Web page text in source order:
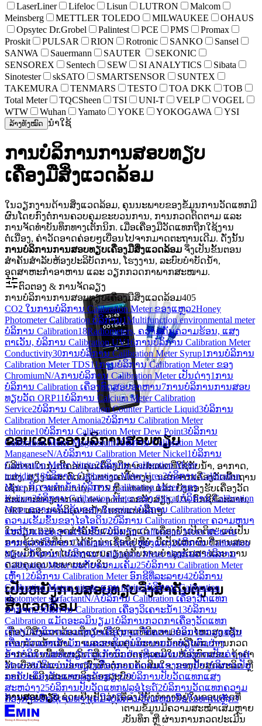
LaserLiner
Lifeloc Lisun LUTRON
Malcom
Meinsberg
METTLER TOLEDO MILWAUKEE
OHAUS
Opsytec Dr.Grobel
Palintest PCE PMS
Promax
Proskit
PULSAR RION Rotronic SANKO
Sansel
SANWA
Sauermann SAUTER
SEKONIC
SENSOREX
Sentech SEW SI ANALYTICS
Sibata
Sinotester
skSATO SMARTSENSOR
SUNTEX
TAKEMURA
TENMARS TESTO TOA DKK
TOB
Total Meter
TQCSheen TSI UNI-T VELP
VOGEL
WTW
Wuhan Yamato YOKE YOKOGAWA YSI
ລ້າງທັງໝົດ ນຳໃຊ້
ການບໍລິການການສອບທຽບ
ເຄື່ອງມືສິ່ງແວດລ້ອມ
ໃນວຽກງານດ້ານສິ່ງແວດລ້ອມ, ຄຸນນະພາບຂອງຂໍ້ມູນການວັດແທກມີ
ຜົນໂດຍກົງຕໍ່ການຄວບຄຸມຂະບວນການ, ການກວດຕິດຕາມ ແລະ
ການຈັດທຳບັນທຶກທາງເຕັກນິກ. ເມື່ອເຄື່ອງມືວັດແທກຖືກໃຊ້ງານ
ຕໍ່ເນື່ອງ, ຄ່າວັດອາດຄ່ອຍໆເບື່ອນໄປຈາກມາດຕະຖານເດີມ. ດັ່ງນັ້ນ
ການບໍລິການການສອບທຽບເຄື່ອງມືສິ່ງແວດລ້ອມ ຈຶ່ງເປັນຂັ້ນຕອນ
ສຳຄັນສຳລັບຫ້ອງປະລິບັດການ, ໂຮງງານ, ລະບົບບຳບັດນ້ຳ,
ອຸດສາຫະກຳອາຫານ ແລະ ວຽກກວດກາພາກສະໜາມ.
ຂອບເຂດຂອງບໍລິການສອບທຽບ
ບໍລິການໃນກຸ່ມນີ້ຄອບຄຸມເຄື່ອງມືຫຼາຍປະເພດທີ່ໃຊ້ກັບນ້ຳ, ອາກາດ,
ແສງ, ສຽງ ແລະ ຕົວປ່ຽນທາງເຄມີຕ່າງໆ. ນອກຈາກເຄື່ອງວັດພື້ນຖານ
ເຊັ່ນ pH, Conductivity, TDS ຫຼື turbidity ແລ້ວ ຍັງຮອງຮັບເຄື່ອງວັດ
ສະເພາະທາງອາກາດ, dew point, ລະດັບສຽງ, UV, ອົກຊີທີ່ລະລາຍ,
ORP ແລະ ການວິເຄາະນ້ຳໃນຮູບແບບອື່ນໆ.
ໃນວຽກ B2B ຈຸດສຳຄັນບໍ່ແມ່ນພຽງແຕ່ “ເຄື່ອງຍັງເປີດຕິດ” ແຕ່ເປັນ
ການຮູ້ວ່າຄ່າທີ່ອ່ານໄດ້ຍັງນ່າເຊື່ອຖືຢູ່ຫຼືບໍ່. ນີ້ເປັນເຫດຜົນທີ່ການສອບ
ທຽບມັກຖືກນຳໄປວາງແຜນຄຽງຄູ່ກັບການບຳລຸງຮັກສາ ແລະ ການ
ຄວບຄຸມຄຸນນະພາບພາຍໃນ.
ເປັນຫຍັງການສອບທຽບຈຶ່ງສຳຄັນຕໍ່ງານ
ສິ່ງແວດລ້ອມ
ເຄື່ອງມືສິ່ງແວດລ້ອມຖືກນຳໃຊ້ໃນຈຸດທີ່ມີຄວາມອ່ອນໄຫວສູງ ເຊັ່ນ
ການກວດນ້ຳເສຍ, ການຄວບຄຸມຄຸນນະພາບນ້ຳບໍລິໂພກ, ການກວດ
ອາກາດໃນພື້ນທີ່ຜະລິດ ຫຼື ການກວດຄ່າເຄມີໃນຫ້ອງທົດສອບ. ຖ້າຄ່າ
ວັດເບື່ອນໄປແມ່ນອາດສົ່ງຜົນຕໍ່ການຕັດສິນໃຈ, ການປັບສູດຜະລິດ ຫຼື
ການປະເມີນສະພາບຈິງຂອງລະບົບ.
ການສອບທຽບຊ່ວຍຢືນຢັນວ່າເຄື່ອງມືຍັງທຳງານຢູ່ໃນຂອບເຂດທີ່
ຄວນເປັນ ແລະ ຊ່ວຍໃຫ້ການຕິດຕາມຂໍ້ມູນມີຄວາມສະໝ່ຳເສມຫຼາຍ
ຂຶ້ນ. ສຳລັບອົງກອນທີ່ຕ້ອງຈັດເກັບບັນທຶກ ຫຼື ຜ່ານການກວດປະເມີນ
ຕົວຕອງ & ການຈັດລຽງ
ການບໍລິການການສອບທຽບເຄື່ອງມືສິ່ງແວດລ້ອມ405
CO2 ໃນການບໍລິການ Calibration Meter ຂອງແຫຼວ2Honey
Photometer Calibration ບໍລິການ1Multifunction environmental meter
ບໍລິການ Calibration18Radiometers, ຄວາມດັນຄວາມຮ້ອນ, ແສງ
ຕາເວັນ, ບໍລິການ Calibration UV16ການບໍລິການ Calibration Meter
Conductivity30ການບໍລິການ Calibration Meter Syrup1 ການບໍລິການ
Calibration Meter TDS11ການບໍລິການ Calibration Meter ຂອງ
ChromiumN/Aການບໍລິການ Calibration Meter ເປັນດ່າງ1 ການ
ບໍລິການ Calibration ເຄື່ອງທົດສອບອາຫານ7ການ​ບໍ​ລິ​ການ​ການ​ສອບ​
ທຽບ​ວັດ ORP​11ບໍລິການ Calcium Meter Calibration
Service2ບໍລິການ Calibration Counter Particle Liquid3ບໍລິການ
Calibration Meter Amonia2ບໍລິການ Calibration Meter
chlorine10ບໍລິການ Calibration Meter Dew Point3ບໍລິການ
Calibration Meter Magnesium1ບໍລິການ Calibration Meter
ManganeseN/Aບໍລິການ Calibration Meter Nickel1ບໍລິການ
Calibration Meter Nitrite2ບໍລິການ Calibration Meter
turbidity18ບໍລິການ Calibration Meter Urea2ບໍລິການ Calibration
Meter ກິດຈະກໍານ້ໍາ1ບໍລິການ Calibration Meter ຂອງ
Kalium2ບໍລິການ Calibration Meter ຂອງ Silica1ບໍລິການ Calibration
Meter ຄວາມເຂັ້ມຂຸ້ນຂອງ Bromine1ບໍລິການ Calibration Meter
ຄວາມເຂັ້ມຂົ້ນຂອງໄອໂອດິນ2ບໍລິການ Calibration meter ຄວາມຫນາ
ແຫນ້ນແລະຄວາມເຂັ້ມຂົ້ນ7ບໍລິການ Calibration Meter ສະພາບ
ອາກາດ6ບໍລິການ Calibration Meter ທອງແດງ2ບໍລິການ Calibration
Meter ນໍ້າຕານ13ບໍລິການ Calibration Meter ຟອສເຟດ3ບໍລິການ
Calibration Meter ລະດັບຄວາມເຄັມ25ບໍລິການ Calibration Meter
ເຫຼົ້າ12ບໍລິການ Calibration Meter ອົກຊີທີ່ລະລາຍ42ບໍລິການ
Calibration Meters nitrate ແລະ nitrite2ບໍລິການ Calibration
photometer surfactantN/Aບໍລິການ Calibration ເຄື່ອງວັດແທກ
ອາກາດ23ບໍລິການ Calibration ເຄື່ອງວິເຄາະນ້ຳ13ບໍລິການ
Calibration ແມັດອະລູມິນຽມ1ບໍລິການກວດກາເຄື່ອງວັດແທກ
ເງິນN/Aບໍລິການກວດທຽບເຄື່ອງກວດຈັບພາບ3ບໍລິການກວດທຽບ
ເຄື່ອງວັດແທກນ້ຳມັນ ແລະອາຊິດ9ບໍລິການກວດທຽບຕົວຢ່າງ
ນ້ຳ1ບໍລິການສອບທຽບຕົວເກັບຕົວຢ່າງຊີວະພາບ2ບໍລິການປັບຄ່າ pH
Meter28ບໍລິການປັບທຽບເຄື່ອງກວດຄວາມແຂງຂອງນ້ຳ1ບໍລິການປັບ
ລະດັບເຄື່ອງວັດແທກລະດັບສຽງ29ບໍລິການປັບວັດແທກແສງ
ສະຫວ່າງ25ບໍລິການປັບວັດແທກຟລູອໍໄຮດ໌2ບໍລິການວັດແທກຄວາມ
ຕ້ອງການອົກຊີເຈນທາງເຄມີ4ບໍລິການວັດແທກເນື້ອໃນທາດເຫຼັກ3